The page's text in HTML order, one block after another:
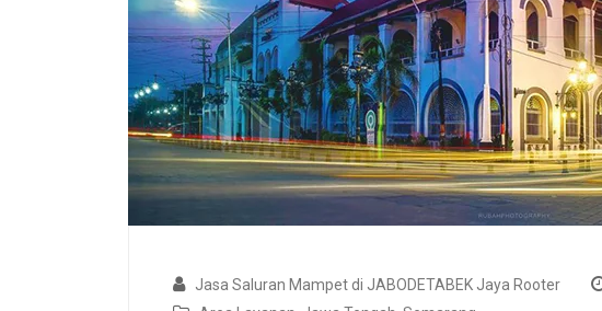
Jasa Saluran Mampet di JABODETABEK Jaya Rooter